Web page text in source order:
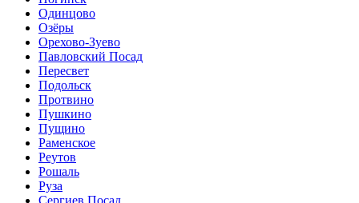
Одинцово
Озёры
Орехово-Зуево
Павловский Посад
Пересвет
Подольск
Протвино
Пушкино
Пущино
Раменское
Реутов
Рошаль
Руза
Сергиев Посад